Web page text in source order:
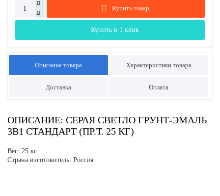
Купить товар
Купить в 1 клик
Описание товара Характеристики товара
Доставка Оплата
ОПИСАНИЕ: СЕРАЯ СВЕТЛО ГРУНТ-ЭМАЛЬ
3В1 СТАНДАРТ (ПР.Т. 25 КГ)
Вес: 25 кг
Страна изготовитель: Россия